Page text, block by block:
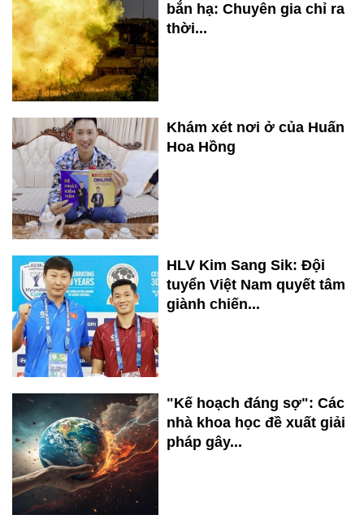
bắn hạ: Chuyên gia chỉ ra
thời...
Khám xét nơi ở của Huấn
Hoa Hồng
HLV Kim Sang Sik: Đội
tuyển Việt Nam quyết tâm
giành chiến...
"Kế hoạch đáng sợ": Các
nhà khoa học đề xuất giải
pháp gây...